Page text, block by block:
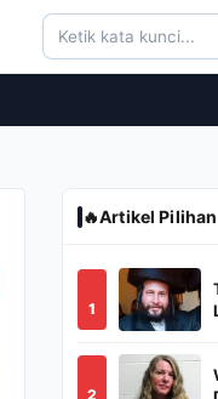
🔥Artikel Pilihan
1
2